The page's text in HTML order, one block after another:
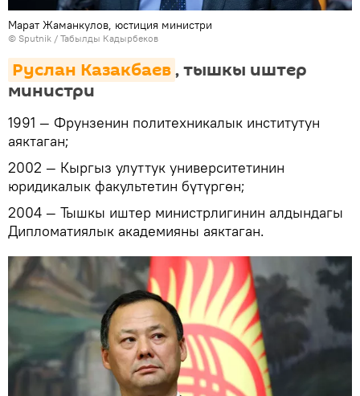
Марат Жаманкулов, юстиция министри
© Sputnik / Табылды Кадырбеков
Руслан Казакбаев, тышкы иштер
министри
1991 — Фрунзенин политехникалык институтун
аяктаган;
2002 — Кыргыз улуттук университетинин
юридикалык факультетин бүтүргөн;
2004 — Тышкы иштер министрлигинин алдындагы
Дипломатиялык академияны аяктаган.